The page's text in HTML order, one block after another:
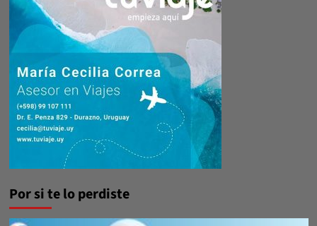
Por si te lo perdiste